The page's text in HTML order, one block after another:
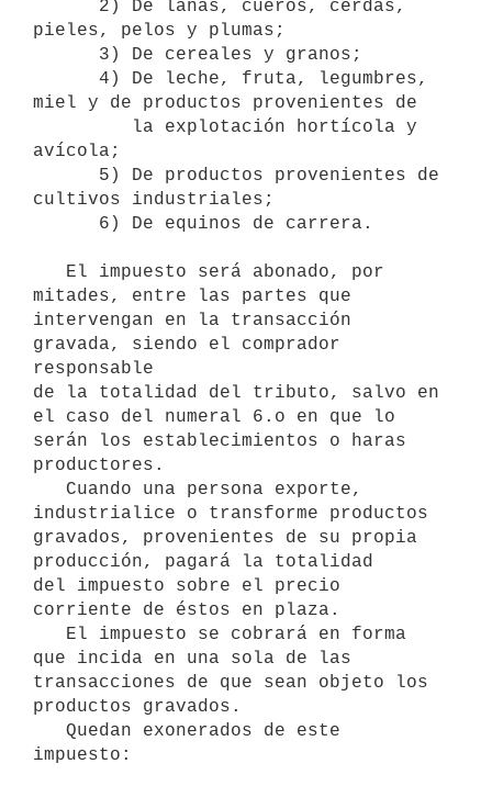
pieles, pelos y plumas;
miel y de productos provenientes de
avícola;
cultivos industriales;
mitades, entre las partes que
intervengan en la transacción
gravada, siendo el comprador
responsable
de la totalidad del tributo, salvo en
el caso del numeral 6.o en que lo
serán los establecimientos o haras
productores.
industrialice o transforme productos
gravados, provenientes de su propia
producción, pagará la totalidad
del impuesto sobre el precio
corriente de éstos en plaza.
que incida en una sola de las
transacciones de que sean objeto los
productos gravados.
impuesto: